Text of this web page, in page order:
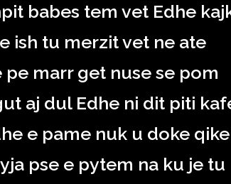
babes tem vet Edhe
ish tu merzit vet ne ate
marr get nuse se pom
aj dul Edhe ni dit piti
e pame nuk u doke
pse e pytem na ku je tu